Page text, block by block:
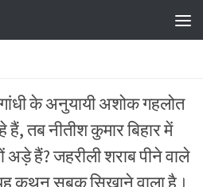
के अनुयायी अशोक गहलोत
हैं, तब नीतीश कुमार बिहार में
अड़े हैं? जहरीली शराब पीने वाले
कथन सबक सिखाने वाला है।